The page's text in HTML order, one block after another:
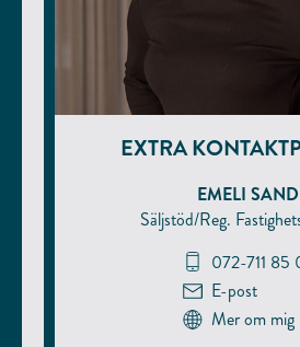
EXTRA
EMELI SAND
Säljstöd/Reg.
072-711 85
E-post
Mer om mig